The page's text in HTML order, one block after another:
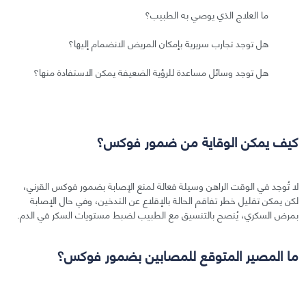
ما العلاج الذي يوصي به الطبيب؟
هل توجد تجارب سريرية بإمكان المريض الانضمام إليها؟
هل توجد وسائل مساعدة للرؤية الضعيفة يمكن الاستفادة منها؟
كيف يمكن الوقاية من ضمور فوكس؟
لا تُوجد في الوقت الراهن وسيلة فعالة لمنع الإصابة بضمور فوكس القرني،
لكن يمكن تقليل خطر تفاقم الحالة بالإقلاع عن التدخين، وفي حال الإصابة
بمرض السكري، يُنصح بالتنسيق مع الطبيب لضبط مستويات السكر في الدم.
ما المصير المتوقع للمصابين بضمور فوكس؟